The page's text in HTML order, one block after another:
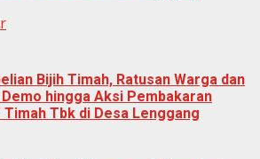
Bijih Timah, Ratusan Warga dan
hingga Aksi Pembakaran
Tbk di Desa Lenggang